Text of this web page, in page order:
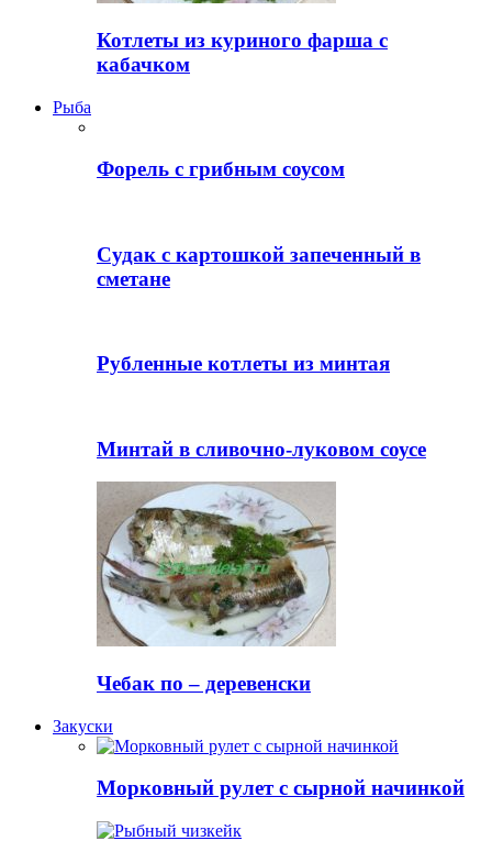
Котлеты из куриного фарша с
кабачком
Рыба
Форель с грибным соусом
Судак с картошкой запеченный в
сметане
Рубленные котлеты из минтая
Минтай в сливочно-луковом соусе
Чебак по – деревенски
Закуски
Морковный рулет с сырной начинкой